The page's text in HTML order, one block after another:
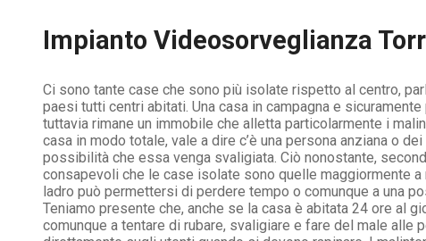
Impianto Videosorveglianza
Ci sono tante case che sono più isolate rispetto al centro,
paesi tutti centri abitati. Una casa in campagna e
tuttavia rimane un immobile che alletta particolarmente i
casa in modo totale, vale a dire c’è una persona anziana o
possibilità che essa venga svaligiata. Ciò nonostante,
consapevoli che le case isolate sono quelle maggiormente
ladro può permettersi di perdere tempo o comunque a una
Teniamo presente che, anche se la casa è abitata 24 ore al
comunque a tentare di rubare, svaligiare e fare del male